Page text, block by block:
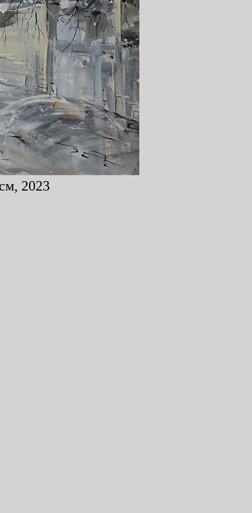
2023